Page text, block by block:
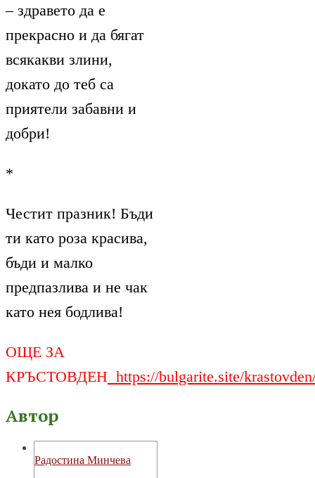
– здравето да е
прекрасно и да бягат
всякакви злини,
докато до теб са
приятели забавни и
добри!
*
Честит празник! Бъди
ти като роза красива,
бъди и малко
предпазлива и не чак
като нея бодлива!
ОЩЕ ЗА
КРЪСТОВДЕН https://bulgarite.site/
Автор
Радостина Минчева